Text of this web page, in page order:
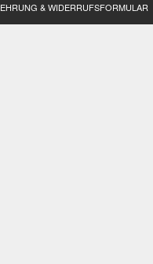
& WIDERRUFSFORMULAR